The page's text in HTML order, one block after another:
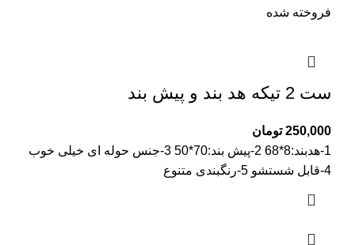
فروخته شده
ست 2 تیکه هد بند و پیش بند
250,000 تومان
1-هدبند:8*68 2-پیش بند:70*50 3-جنس حوله ای خیلی خوب
4-قابل شستشو 5-رنگبندی متنوع